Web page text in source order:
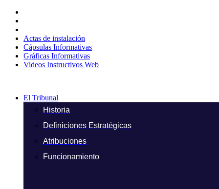
contenido
Actas de instalación
Cápsulas Informativas
Gráficas Informativas
Videos Instructivos Web
El Tribunal
Historia
Definiciones Estratégicas
Atribuciones
Funcionamiento